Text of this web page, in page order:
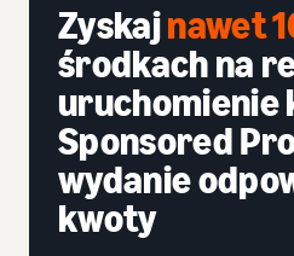
Zyskajnawet
środkach na
uruchomienie
Sponsored
wydanie
kwoty